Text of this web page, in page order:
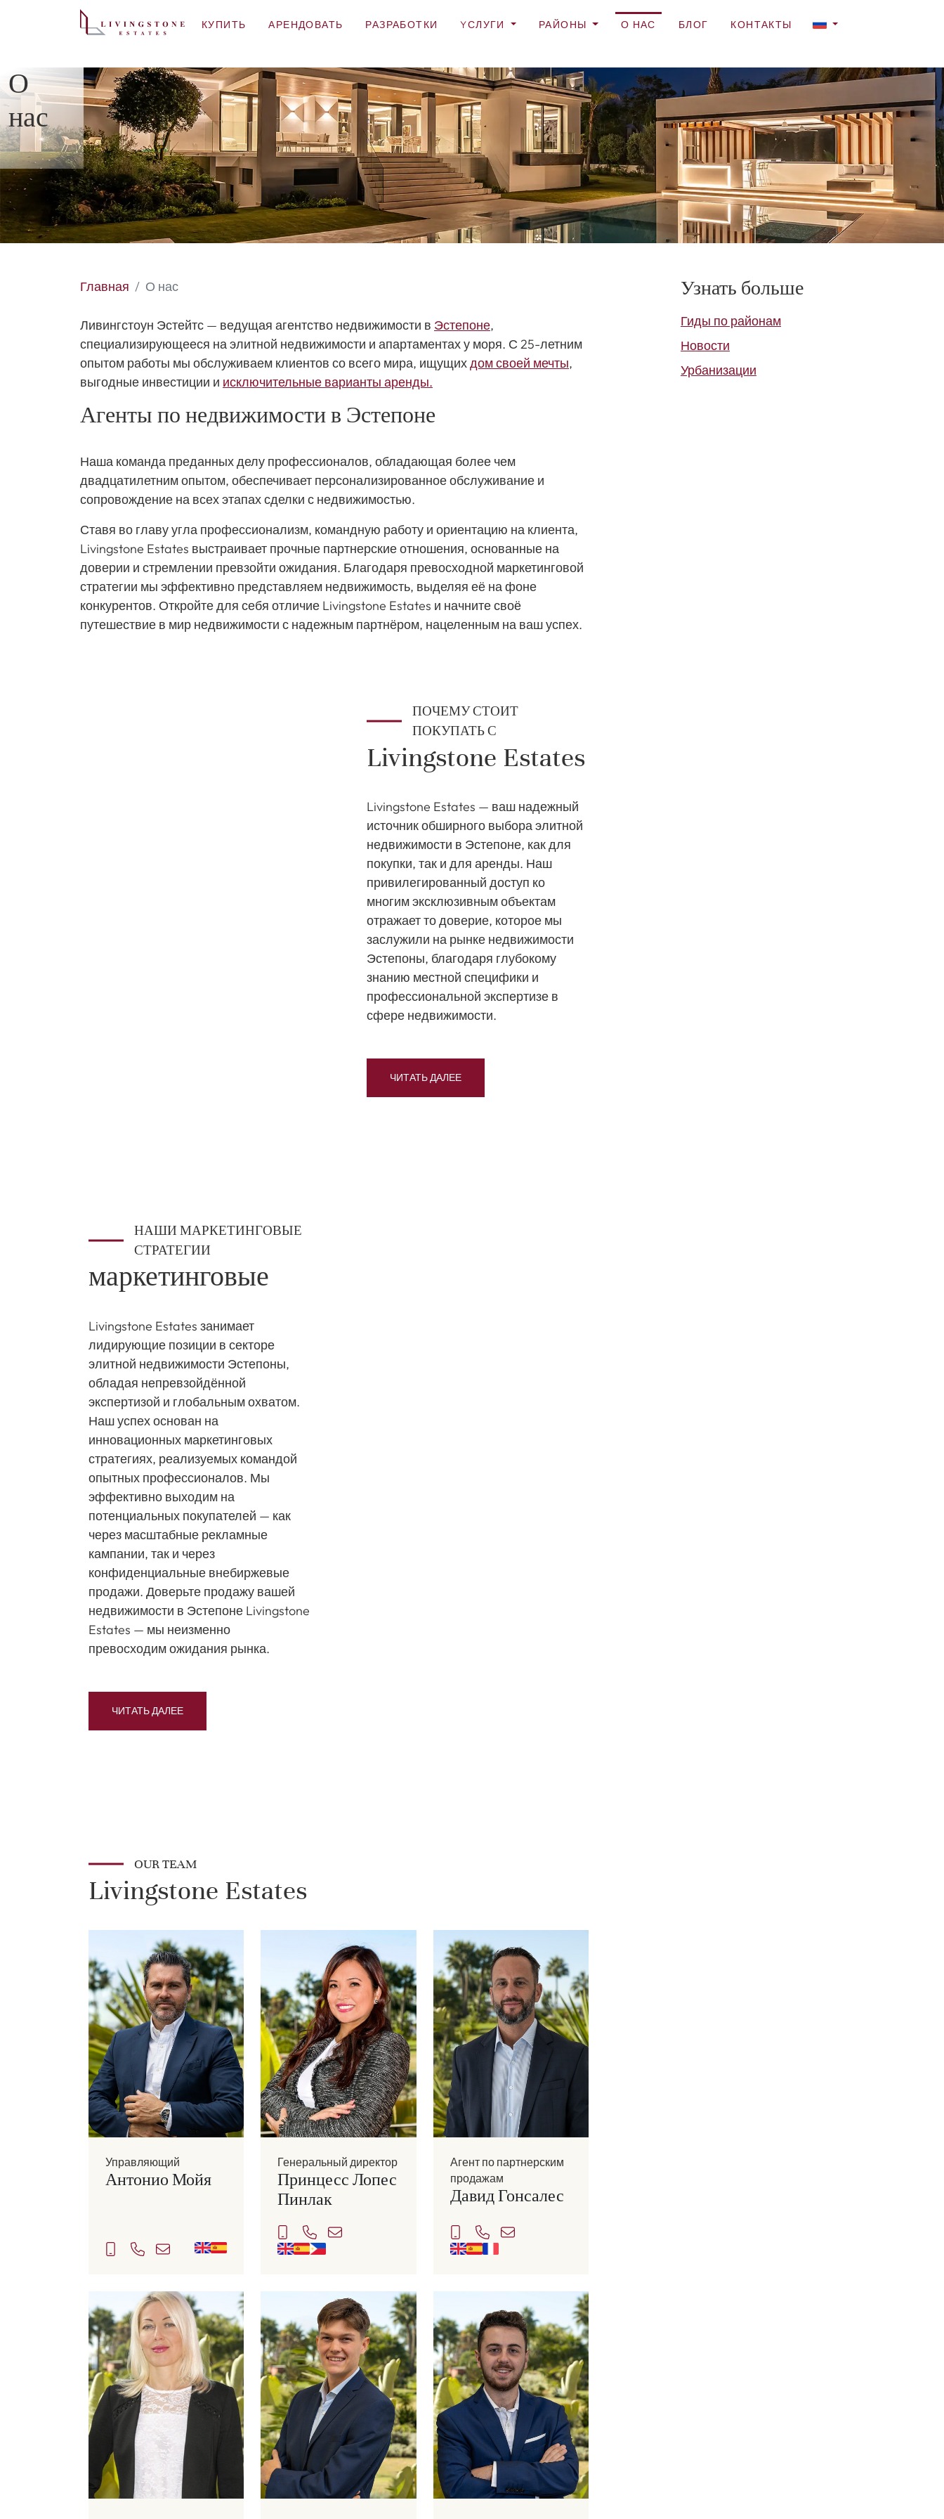
КУПИТЬ АРЕНДОВАТЬ РАЗРАБОТКИ YСЛУГИ РАЙОНЫ О НАС БЛОГ КОНТАКТЫ
О
нас
Главная О нас
Ливингстоун Эстейтс — ведущая агентство недвижимости в Эстепоне,
специализирующееся на элитной недвижимости и апартаментах у моря. С 25-летним
опытом работы мы обслуживаем клиентов со всего мира, ищущихдом своей мечты,
выгодные инвестиции и исключительные варианты аренды.
Агенты по недвижимости в Эстепоне
Наша команда преданных делу профессионалов, обладающая более чем
двадцатилетним опытом, обеспечивает персонализированное обслуживание и
сопровождение на всех этапах сделки с недвижимостью.
Ставя во главу угла профессионализм, командную работу и ориентацию на клиента,
Livingstone Estates выстраивает прочные партнерские отношения, основанные на
доверии и стремлении превзойти ожидания. Благодаря превосходной маркетинговой
стратегии мы эффективно представляем недвижимость, выделяя её на фоне
конкурентов. Откройте для себя отличие Livingstone Estates и начните своё
путешествие в мир недвижимости с надежным партнёром, нацеленным на ваш успех.
ПОЧЕМУ СТОИТ
ПОКУПАТЬ С
Livingstone Estates
Livingstone Estates — ваш надежный
источник обширного выбора элитной
недвижимости в Эстепоне, как для
покупки, так и для аренды. Наш
привилегированный доступ ко
многим эксклюзивным объектам
отражает то доверие, которое мы
заслужили на рынке недвижимости
Эстепоны, благодаря глубокому
знанию местной специфики и
профессиональной экспертизе в
сфере недвижимости.
ЧИТАТЬ ДАЛЕЕ
НАШИ МАРКЕТИНГОВЫЕ
СТРАТЕГИИ
маркетинговые
Livingstone Estates занимает
лидирующие позиции в секторе
элитной недвижимости Эстепоны,
обладая непревзойдённой
экспертизой и глобальным охватом.
Наш успех основан на
инновационных маркетинговых
стратегиях, реализуемых командой
опытных профессионалов. Мы
эффективно выходим на
потенциальных покупателей — как
через масштабные рекламные
кампании, так и через
конфиденциальные внебиржевые
продажи. Доверьте продажу вашей
недвижимости в Эстепоне Livingstone
Estates — мы неизменно
превосходим ожидания рынка.
ЧИТАТЬ ДАЛЕЕ
OUR TEAM
Livingstone Estates
Управляющий
Антонио Мойя
Генеральный директор
Принцесс Лопес
Пинлак
Агент по партнерским
продажам
Давид Гонсалес
Узнать больше
Гиды по районам
Новости
Урбанизации